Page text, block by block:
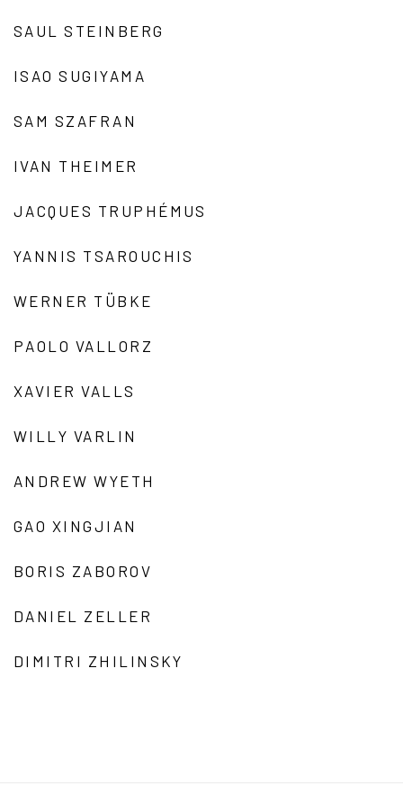
SAUL STEINBERG
ISAO SUGIYAMA
SAM SZAFRAN
IVAN THEIMER
JACQUES TRUPHÉMUS
YANNIS TSAROUCHIS
WERNER TÜBKE
PAOLO VALLORZ
XAVIER VALLS
WILLY VARLIN
ANDREW WYETH
GAO XINGJIAN
BORIS ZABOROV
DANIEL ZELLER
DIMITRI ZHILINSKY